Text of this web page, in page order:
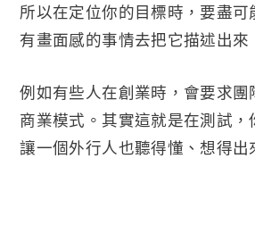
所以在定位你的目標時，要盡可
有畫面感的事情去把它描述出來
例如有些人在創業時，會要求團
商業模式。其實這就是在測試，
讓一個外行人也聽得懂、想得出